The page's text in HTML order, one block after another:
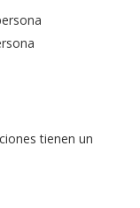
tienen un